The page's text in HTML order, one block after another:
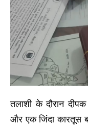
तलाशी के दौरान
और एक जिंदा कारतूस